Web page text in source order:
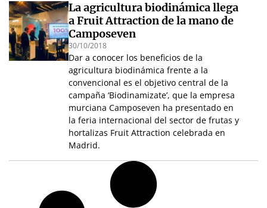
La agricultura biodinámica llega
a Fruit Attraction de la mano de
Camposeven
30/10/2018
Dar a conocer los beneficios de la
agricultura biodinámica frente a la
convencional es el objetivo central de la
campaña ‘Biodinamizate’, que la empresa
murciana Camposeven ha presentado en
la feria internacional del sector de frutas y
hortalizas Fruit Attraction celebrada en
Madrid.